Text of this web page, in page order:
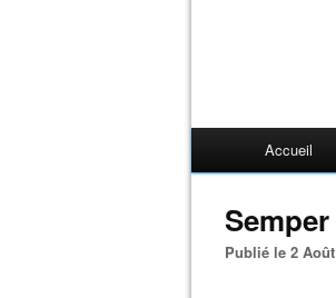
Accueil
Publié le 2